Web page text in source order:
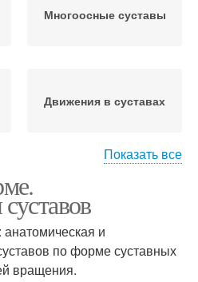
Многоосные суставы
Движения в суставах
Показать все
и
по форме суставных
вращения.